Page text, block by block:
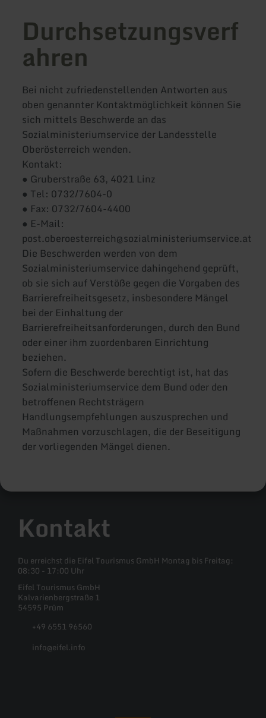
Durchsetzungsverf
ahren
Bei nicht zufriedenstellenden Antworten aus
oben genannter Kontaktmöglichkeit können Sie
sich mittels Beschwerde an das
Sozialministeriumservice der Landesstelle
Oberösterreich wenden.
Kontakt:
● Gruberstraße 63, 4021 Linz
● Tel: 0732/7604-0
● Fax: 0732/7604-4400
● E-Mail:
post.oberoesterreich@sozialministeriumservice.at
Die Beschwerden werden von dem
Sozialministeriumservice dahingehend geprüft,
ob sie sich auf Verstöße gegen die Vorgaben des
Barrierefreiheitsgesetz, insbesondere Mängel
bei der Einhaltung der
Barrierefreiheitsanforderungen, durch den Bund
oder einer ihm zuordenbaren Einrichtung
beziehen.
Sofern die Beschwerde berechtigt ist, hat das
Sozialministeriumservice dem Bund oder den
betroffenen Rechtsträgern
Handlungsempfehlungen auszusprechen und
Maßnahmen vorzuschlagen, die der Beseitigung
der vorliegenden Mängel dienen.
Kontakt
Du erreichst die Eifel Tourismus GmbH Montag bis Freitag:
08:30 - 17:00 Uhr
Eifel Tourismus GmbH
Kalvarienbergstraße 1
54595 Prüm
+49 6551 96560
info@eifel.info